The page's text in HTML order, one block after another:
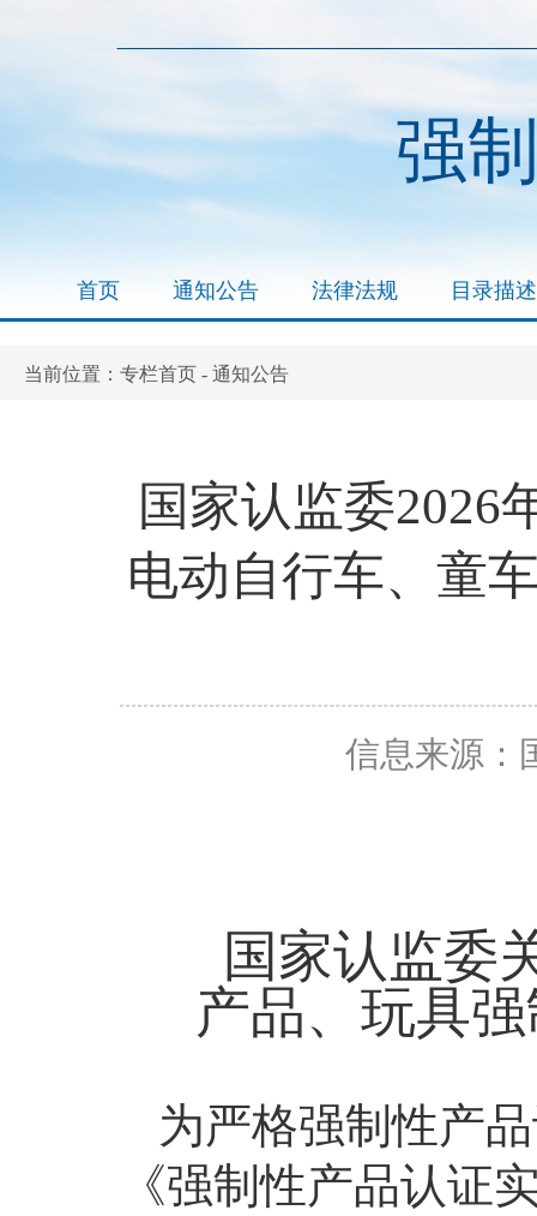
强
首页 通知公告 法律法规 目录描
当前位置： 专栏首页 - 通知公告
国家认监委2026
电动自行车、童
信息来源：
国家认监委
产品、玩具
为严格强制性产
《强制性产品认证